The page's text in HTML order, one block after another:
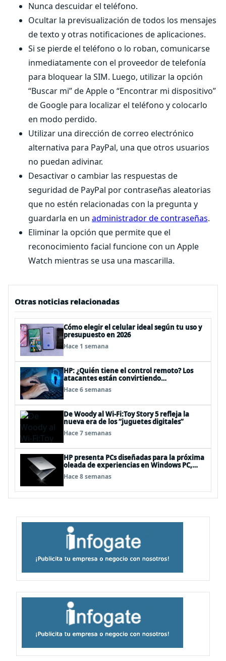
Nunca descuidar el teléfono.
Ocultar la previsualización de todos los mensajes
de texto y otras notificaciones de aplicaciones.
Si se pierde el teléfono o lo roban, comunicarse
inmediatamente con el proveedor de telefonía
para bloquear la SIM. Luego, utilizar la opción
“Buscar mi” de Apple o “Encontrar mi dispositivo”
de Google para localizar el teléfono y colocarlo
en modo perdido.
Utilizar una dirección de correo electrónico
alternativa para PayPal, una que otros usuarios
no puedan adivinar.
Desactivar o cambiar las respuestas de
seguridad de PayPal por contraseñas aleatorias
que no estén relacionadas con la pregunta y
guardarla en un administrador de contraseñas.
Eliminar la opción que permite que el
reconocimiento facial funcione con un Apple
Watch mientras se usa una mascarilla.
Otras noticias relacionadas
Cómo elegir el celular ideal según tu uso y
presupuesto en 2026
Hace 1 semana
HP: ¿Quién tiene el control remoto? Los
atacantes están convirtiendo
herramientas legítimas de acceso remoto
en puertas alternativas
Hace 6 semanas
De Woody al Wi-Fi:Toy Story 5 refleja la
nueva era de los “juguetes digitales”
Hace 7 semanas
HP presenta PCs diseñadas para la próxima
oleada de experiencias en Windows PC,
impulsadas por NVIDIA RTX Spark™
Hace 8 semanas